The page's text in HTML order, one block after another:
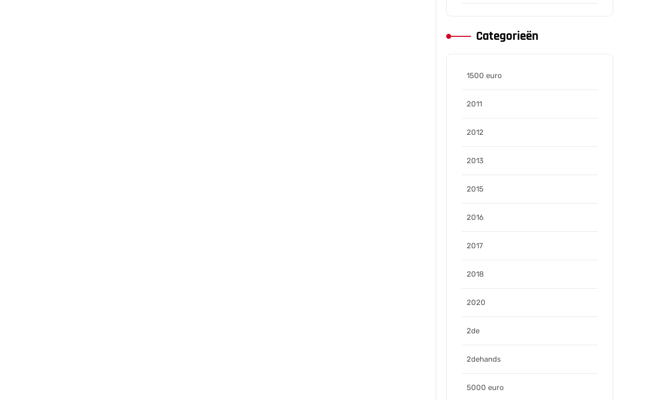
Categorieën
1500 euro
2011
2012
2013
2015
2016
2017
2018
2020
2de
2dehands
5000 euro